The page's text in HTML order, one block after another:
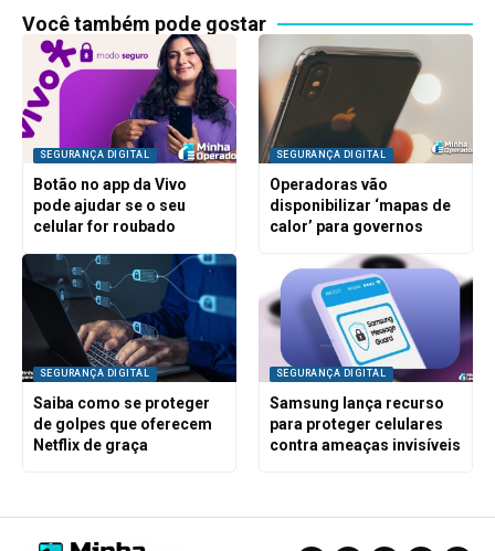
Você também pode gostar
SEGURANÇA DIGITAL
Botão no app da Vivo
pode ajudar se o seu
celular for roubado
SEGURANÇA DIGITAL
Operadoras vão
disponibilizar ‘mapas de
calor’ para governos
SEGURANÇA DIGITAL
Saiba como se proteger
de golpes que oferecem
Netflix de graça
SEGURANÇA DIGITAL
Samsung lança recurso
para proteger celulares
contra ameaças invisíveis